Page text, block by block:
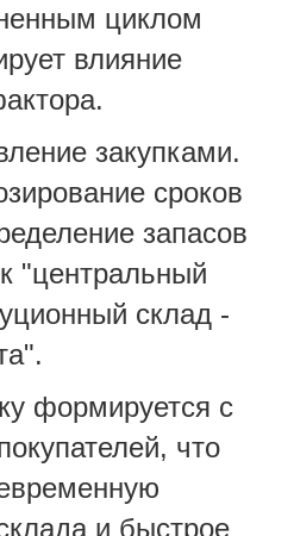
циклом
влияние
закупками.
сроков
запасов
"центральный
склад -
формируется с
что
и быстрое